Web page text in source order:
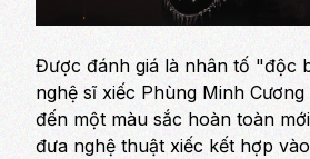
Được đánh giá là nhân tố "độc
nghệ sĩ xiếc Phùng Minh
đến một màu sắc hoàn toàn
đưa nghệ thuật xiếc kết hợp